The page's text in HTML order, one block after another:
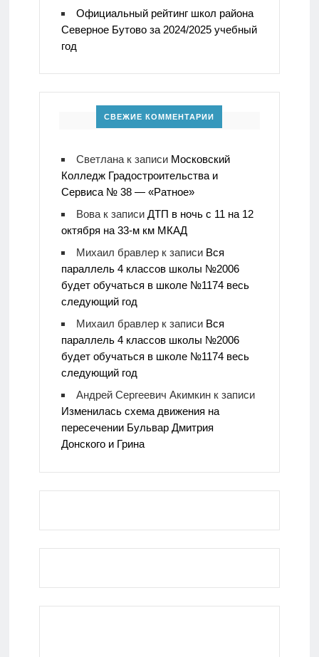
Официальный рейтинг школ района
Северное Бутово за 2024/2025 учебный
год
СВЕЖИЕ КОММЕНТАРИИ
Светланак записи Московский
Колледж Градостроительства и
Сервиса № 38 — «Ратное»
Вовак записи ДТП в ночь с 11 на 12
октября на 33-м км МКАД
Михаил бравлерк записи Вся
параллель 4 классов школы №2006
будет обучаться в школе №1174 весь
следующий год
Михаил бравлерк записи Вся
параллель 4 классов школы №2006
будет обучаться в школе №1174 весь
следующий год
Андрей Сергеевич Акимкинк записи
Изменилась схема движения на
пересечении Бульвар Дмитрия
Донского и Грина